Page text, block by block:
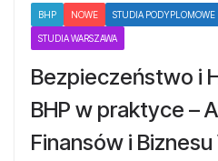
BHP NOWE STUDIA PODYPLOMOWE
STUDIA WARSZAWA
Bezpieczeństwo i
BHP w praktyce –
Finansów i